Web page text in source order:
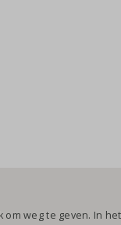
weg te geven. In